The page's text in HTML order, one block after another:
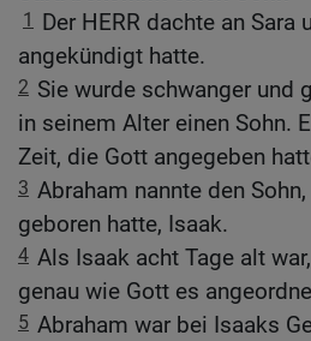
1
Der HERR dachte an Sara
angekündigt hatte.
2 Sie wurde schwanger und
in seinem Alter einen Sohn.
Zeit, die Gott angegeben
3 Abraham nannte den
geboren hatte, Isaak.
4 Als Isaak acht Tage alt
genau wie Gott es
5 Abraham war bei Isaaks